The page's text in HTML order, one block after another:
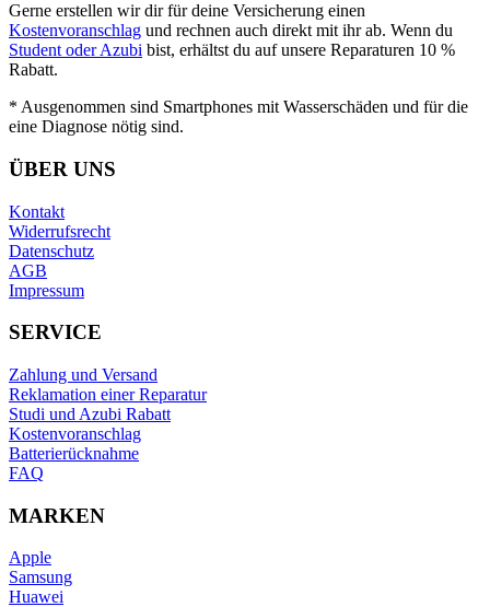
Gerne erstellen wir dir für deine Versicherung einen
Kostenvoranschlag und rechnen auch direkt mit ihr ab. Wenn du
Student oder Azubi bist, erhältst du auf unsere Reparaturen 10 %
Rabatt.
* Ausgenommen sind Smartphones mit Wasserschäden und für die
eine Diagnose nötig sind.
ÜBER UNS
Kontakt
Widerrufsrecht
Datenschutz
AGB
Impressum
SERVICE
Zahlung und Versand
Reklamation einer Reparatur
Studi und Azubi Rabatt
Kostenvoranschlag
Batterierücknahme
FAQ
MARKEN
Apple
Samsung
Huawei